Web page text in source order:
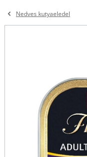
Nedves kutyaeledel